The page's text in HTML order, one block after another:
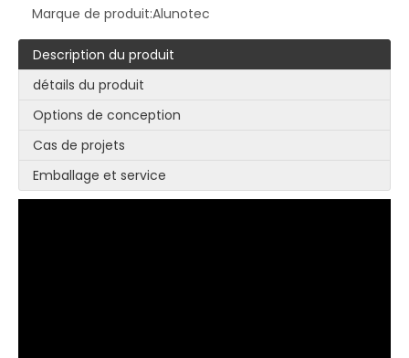
Marque de produit:Alunotec
Description du produit
détails du produit
Options de conception
Cas de projets
Emballage et service